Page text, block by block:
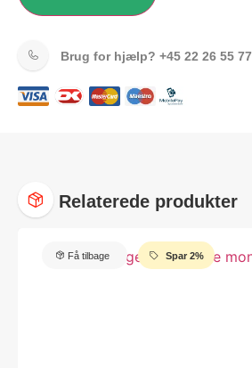
Brug for hjælp? +45 22 26 55 77
Relaterede produkter
Få tilbage Spar 2%